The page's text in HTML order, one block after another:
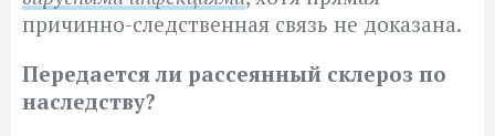
причинно-следственная связь не доказана.
Передается ли рассеянный склероз по
наследству?